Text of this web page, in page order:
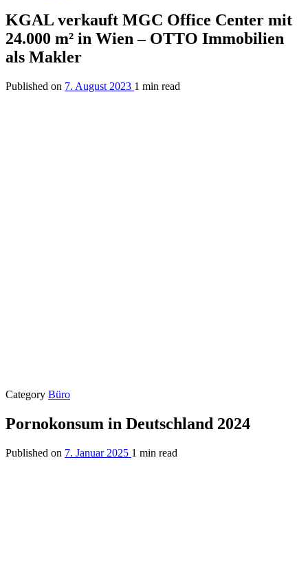
KGAL verkauft MGC Office Center mit
24.000 m² in Wien – OTTO Immobilien
als Makler
Published on 7. August 2023 1 min read
Category Büro
Pornokonsum in Deutschland 2024
Published on 7. Januar 2025 1 min read